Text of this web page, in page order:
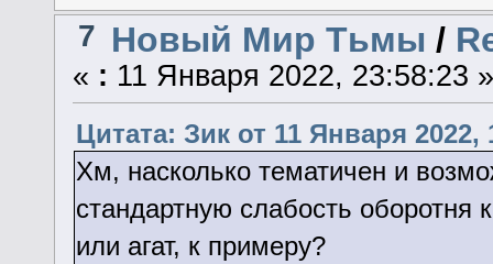
7 Новый Мир Тьмы /
« : 11 Января 2022, 23:58:23 »
Цитата: Зик от 11 Января 2022,
Хм, насколько тематичен и
стандартную слабость
или агат, к примеру?